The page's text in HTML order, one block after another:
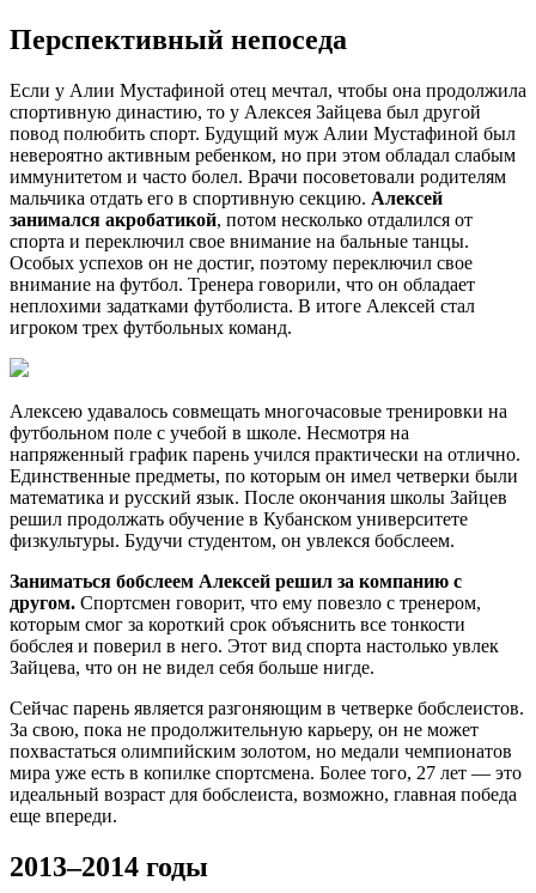
Перспективный непоседа
Если у Алии Мустафиной отец мечтал, чтобы она продолжила
спортивную династию, то у Алексея Зайцева был другой
повод полюбить спорт. Будущий муж Алии Мустафиной был
невероятно активным ребенком, но при этом обладал слабым
иммунитетом и часто болел. Врачи посоветовали родителям
мальчика отдать его в спортивную секцию. Алексей
занимался акробатикой, потом несколько отдалился от
спорта и переключил свое внимание на бальные танцы.
Особых успехов он не достиг, поэтому переключил свое
внимание на футбол. Тренера говорили, что он обладает
неплохими задатками футболиста. В итоге Алексей стал
игроком трех футбольных команд.
Алексею удавалось совмещать многочасовые тренировки на
футбольном поле с учебой в школе. Несмотря на
напряженный график парень учился практически на отлично.
Единственные предметы, по которым он имел четверки были
математика и русский язык. После окончания школы Зайцев
решил продолжать обучение в Кубанском университете
физкультуры. Будучи студентом, он увлекся бобслеем.
Заниматься бобслеем Алексей решил за компанию с
другом. Спортсмен говорит, что ему повезло с тренером,
которым смог за короткий срок объяснить все тонкости
бобслея и поверил в него. Этот вид спорта настолько увлек
Зайцева, что он не видел себя больше нигде.
Сейчас парень является разгоняющим в четверке бобслеистов.
За свою, пока не продолжительную карьеру, он не может
похвастаться олимпийским золотом, но медали чемпионатов
мира уже есть в копилке спортсмена. Более того, 27 лет — это
идеальный возраст для бобслеиста, возможно, главная победа
еще впереди.
2013–2014 годы